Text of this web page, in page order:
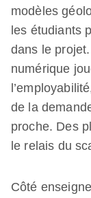
modèles
les étudiants
dans le
numérique
de la
proche. Des
le relais du
Côté